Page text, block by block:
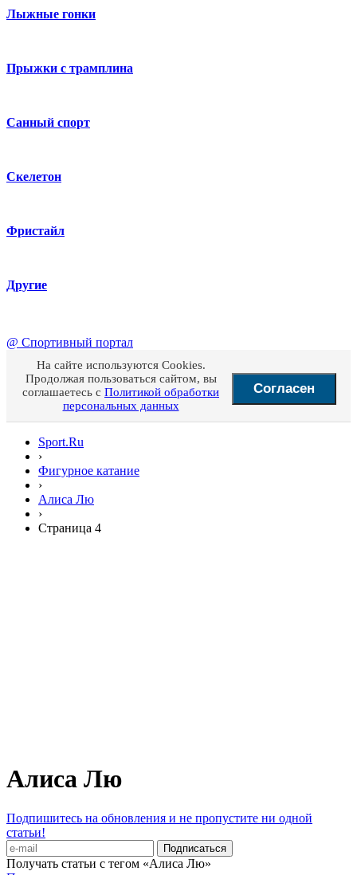
Лыжные гонки
Прыжки с трамплина
Санный спорт
Скелетон
Фристайл
Другие
@ Спортивный портал
На сайте используются Cookies.
Продолжая пользоваться сайтом, вы
соглашаетесь с Политикой обработки
персональных данных
Согласен
Sport.Ru
›
Фигурное катание
›
Алиса Лю
›
Страница 4
Алиса Лю
Подпишитесь на обновления и не пропустите ни одной
статьи!
Получать статьи с тегом «Алиса Лю»